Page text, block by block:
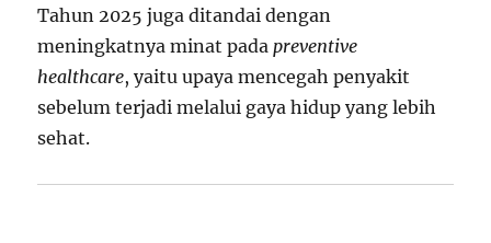
Tahun 2025 juga ditandai dengan
meningkatnya minat padapreventive
healthcare, yaitu upaya mencegah penyakit
sebelum terjadi melalui gaya hidup yang lebih
sehat.